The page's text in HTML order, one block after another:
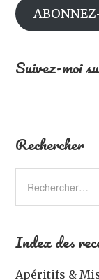
Suivez-moi
Rechercher
Index des
Apéritifs &